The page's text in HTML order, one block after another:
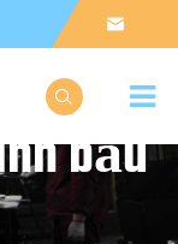


bầu